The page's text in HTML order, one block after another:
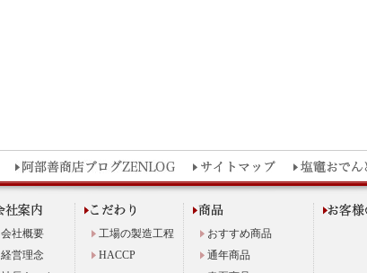
会社概要
経営理念
工場の製造工程
HACCP
おすすめ商品
通年商品